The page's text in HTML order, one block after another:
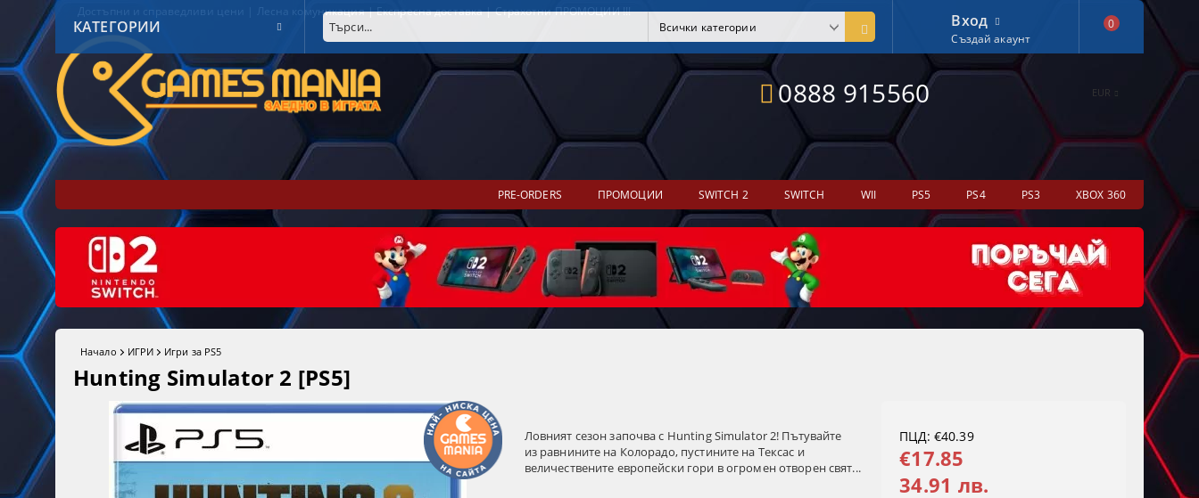
Достъпни и справедливи цени | Лесна комуникация | Експресна доставка | Страхотни ПРОМОЦИИ !!!
0888 915560 EUR
КАТЕГОРИИ Вход
Създай акаунт
0
PRE-ORDERS ПРОМОЦИИ SWITCH 2 SWITCH WII PS5 PS4 PS3 XBOX 360
Начало ИГРИ Игри за PS5
Hunting Simulator 2 [PS5]
Ловният сезон започва с Hunting Simulator 2! Пътувайте
из равнините на Колорадо, пустините на Тексас и
величествените европейски гори в огромен отворен свят...
ПЦД: €40.39
€17.85
34.91 лв.